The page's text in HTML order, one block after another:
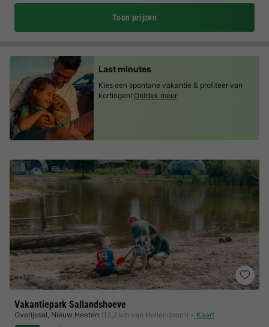
Toon prijzen
Vakantiepark Sallandshoeve
Overijssel, Nieuw Heeten (12,2 km van Hellendoorn) Kaart
Last minutes
Kies een spontane vakantie & profiteer van
kortingen! Ontdek meer